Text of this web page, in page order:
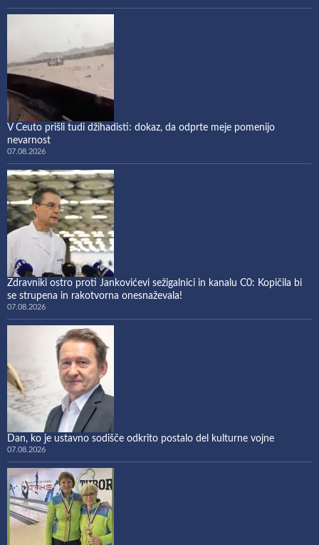
V Ceuto prišli tudi džihadisti: dokaz, da odprte meje pomenijo
nevarnost
07.08.2026
Zdravniki ostro proti Jankovićevi sežigalnici in kanalu C0: Kopičila bi
se strupena in rakotvorna onesnaževala!
07.08.2026
Dan, ko je ustavno sodišče odkrito postalo del kulturne vojne
07.08.2026